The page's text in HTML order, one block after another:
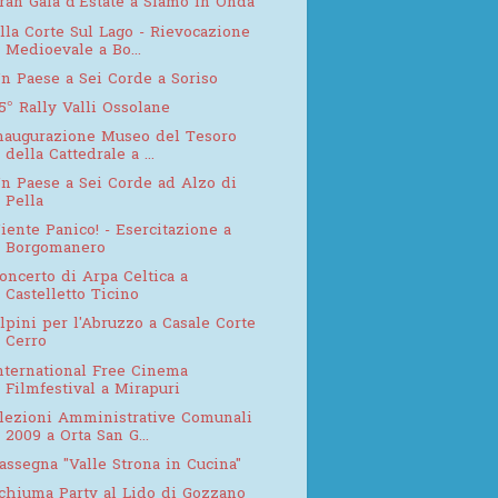
Corte Sul Lago - Rievocazione
Medioevale a Bo...
Paese a Sei Corde a Soriso
Rally Valli Ossolane
Museo del Tesoro
della Cattedrale a ...
Paese a Sei Corde ad Alzo di
Pella
Panico! - Esercitazione a
Borgomanero
di Arpa Celtica a
Castelletto Ticino
per l'Abruzzo a Casale Corte
Cerro
Free Cinema
Filmfestival a Mirapuri
Amministrative Comunali
2009 a Orta San G...
"Valle Strona in Cucina"